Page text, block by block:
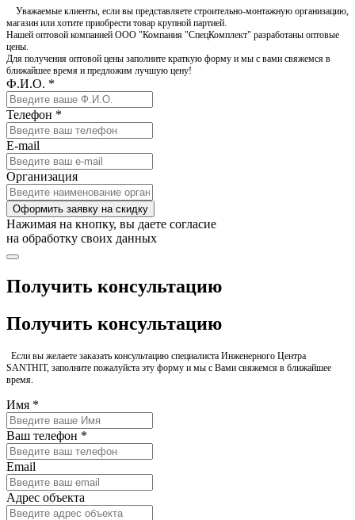
Уважаемые клиенты, если вы представляете строительно-монтажную организацию,
магазин или хотите приобрести товар крупной партией.
Нашей оптовой компанией ООО "Компания "СпецКомплект" разработаны оптовые
цены.
Для получения оптовой цены заполните краткую форму и мы с вами свяжемся в
ближайшее время и предложим лучшую цену!
Ф.И.О. *
Телефон *
E-mail
Организация
Оформить заявку на скидку
Нажимая на кнопку, вы даете согласие
на обработку своих данных
Получить консультацию
Получить консультацию
Если вы желаете заказать консультацию специалиста Инженерного Центра
SANTHIT, заполните пожалуйста эту форму и мы с Вами свяжемся в ближайшее
время.
Имя *
Ваш телефон *
Email
Адрес объекта